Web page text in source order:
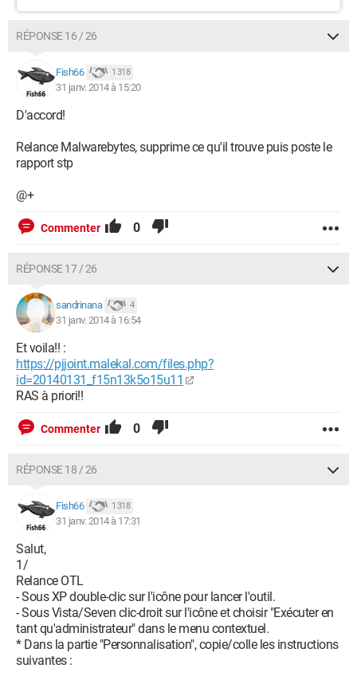
RÉPONSE 16 / 26
Fish66 1 318
31 janv. 2014 à 15:20
D'accord!
Relance Malwarebytes, supprime ce qu'il trouve puis poste le
rapport stp
@+
Commenter 0
RÉPONSE 17 / 26
sandrinana 4
31 janv. 2014 à 16:54
Et voila!! :
https://pjjoint.malekal.com/files.php?
id=20140131_f15n13k5o15u11
RAS à priori!!
Commenter 0
RÉPONSE 18 / 26
Fish66 1 318
31 janv. 2014 à 17:31
Salut,
1/
Relance OTL
- Sous XP double-clic sur l'icône pour lancer l'outil.
- Sous Vista/Seven clic-droit sur l'icône et choisir "Exécuter en
tant qu'administrateur" dans le menu contextuel.
* Dans la partie "Personnalisation", copie/colle les instructions
suivantes :